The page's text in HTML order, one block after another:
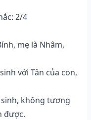
2/4
mẹ là Nhâm,
với Tân của con,
không tương
được.